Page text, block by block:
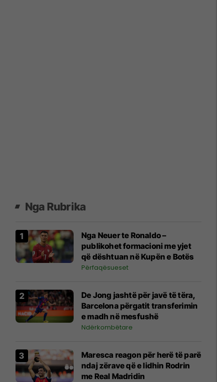
Nga Rubrika
Nga Neuer te Ronaldo –
publikohet formacioni me yjet
që dështuan në Kupën e Botës
Përfaqësueset
De Jong jashtë për javë të tëra,
Barcelona përgatit transferimin
e madh në mesfushë
Ndërkombëtare
Maresca reagon për herë të parë
ndaj zërave që e lidhin Rodrin
me Real Madridin